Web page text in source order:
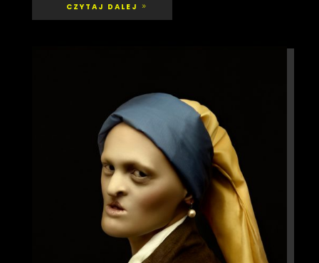
CZYTAJ DALEJ